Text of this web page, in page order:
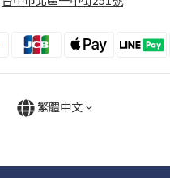
繁體中文